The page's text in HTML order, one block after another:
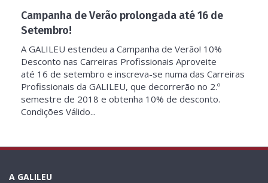
Campanha de Verão prolongada até 16 de
Setembro!
A GALILEU estendeu a Campanha de Verão! 10%
Desconto nas Carreiras Profissionais Aproveite
até 16 de setembro e inscreva-se numa das Carreiras
Profissionais da GALILEU, que decorrerão no 2.º
semestre de 2018 e obtenha 10% de desconto.
Condições Válido...
A GALILEU